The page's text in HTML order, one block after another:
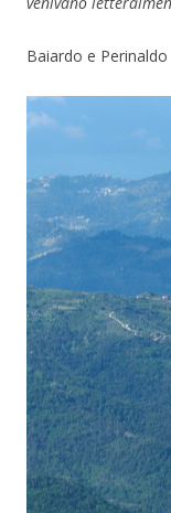
Baiardo e Perinaldo